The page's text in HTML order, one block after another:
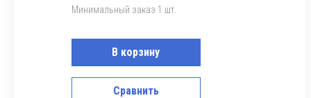
Минимальный заказ 1 шт.
В корзину
Сравнить